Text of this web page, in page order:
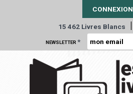
CONNEXION
15 462 Livres Blancs |
NEWSLETTER *